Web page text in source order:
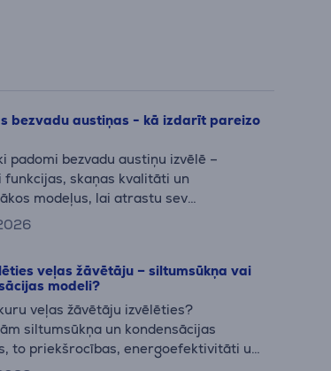
bezvadu austiņas - kā izdarīt pareizo
padomi bezvadu austiņu izvēlē –
funkcijas, skaņas kvalitāti un
modeļus, lai atrastu sev
bezvadu austiņas.
veļas žāvētāju – siltumsūkņa vai
modeli?
veļas žāvētāju izvēlēties?
siltumsūkņa un kondensācijas
to priekšrocības, energoefektivitāti un